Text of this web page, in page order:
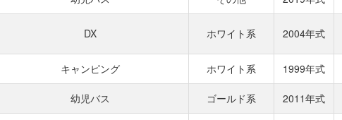
DX ホワイト系 2004年式
キャンピング ホワイト系 1999年式
幼児バス ゴールド系 2011年式